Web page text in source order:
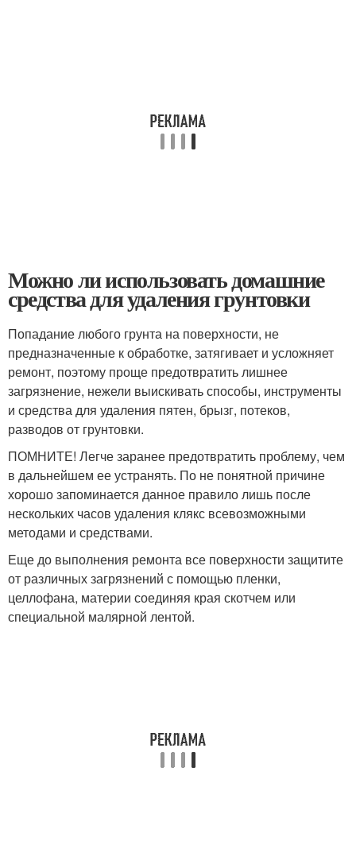
Можно ли использовать домашние
средства для удаления грунтовки
Попадание любого грунта на поверхности, не
предназначенные к обработке, затягивает и усложняет
ремонт, поэтому проще предотвратить лишнее
загрязнение, нежели выискивать способы, инструменты
и средства для удаления пятен, брызг, потеков,
разводов от грунтовки.
ПОМНИТЕ! Легче заранее предотвратить проблему, чем
в дальнейшем ее устранять. По не понятной причине
хорошо запоминается данное правило лишь после
нескольких часов удаления клякс всевозможными
методами и средствами.
Еще до выполнения ремонта все поверхности защитите
от различных загрязнений с помощью пленки,
целлофана, материи соединяя края скотчем или
специальной малярной лентой.